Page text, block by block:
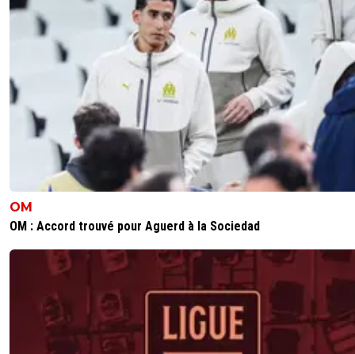
OM
OM : Accord trouvé pour Aguerd à la Sociedad